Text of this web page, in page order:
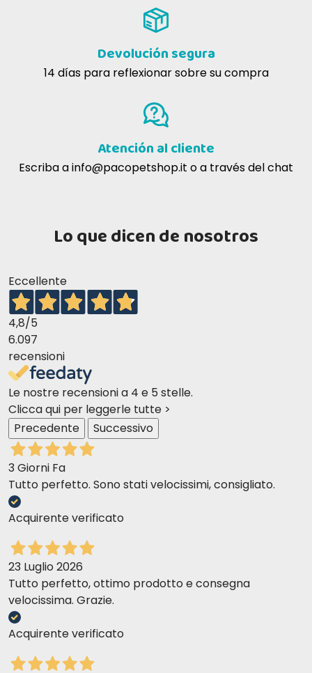
PATO Y CORAZÓN CON MEZCLA DE VERDURAS,
ACEITE DE LINAZA Y HIERBAS AROMÁTICAS
SALMÓN Y TRUCHA CON ALCACHOFA DE JERUSALÉN
PROTEÍNA ÚNICA
LINAZA Y HIERBAS DEL BOSQUE
Devolución segura
14 días para reflexionar sobre su compra
Atención al cliente
Escriba ainfo@pacopetshop.it o a través del chat
Lo que dicen de nosotros
Eccellente
4,8/5
6.097
recensioni
Le nostre recensioni a 4 e 5 stelle.
Clicca qui per leggerle tutte >
Precedente
Successivo
3 Giorni Fa
Tutto perfetto. Sono stati velocissimi, consigliato.
Acquirente verificato
23 Luglio 2026
Tutto perfetto, ottimo prodotto e consegna
velocissima. Grazie.
Acquirente verificato